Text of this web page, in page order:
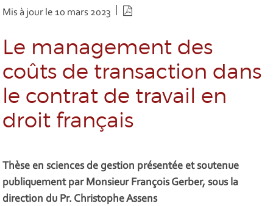
Mis à jour le 10 mars 2023
Le management des
coûts de transaction dans
le contrat de travail en
droit français
Thèse en sciences de gestion présentée et soutenue
publiquement par Monsieur François Gerber, sous la
direction du Pr. Christophe Assens